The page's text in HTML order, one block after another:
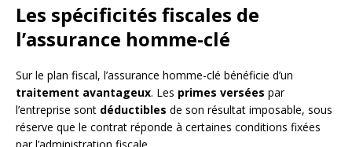
Les spécificités fiscales de
l’assurance homme-clé
Sur le plan fiscal, l’assurance homme-clé bénéficie d’un
traitement avantageux. Les primes versées par
l’entreprise sont déductibles de son résultat imposable, sous
réserve que le contrat réponde à certaines conditions fixées
par l’administration fiscale.